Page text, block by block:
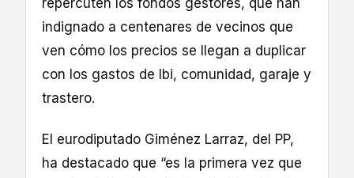
repercuten los fondos gestores, que han
indignado a centenares de vecinos que
ven cómo los precios se llegan a duplicar
con los gastos de Ibi, comunidad, garaje y
trastero.
El eurodiputado Giménez Larraz, del PP,
ha destacado que “es la primera vez que